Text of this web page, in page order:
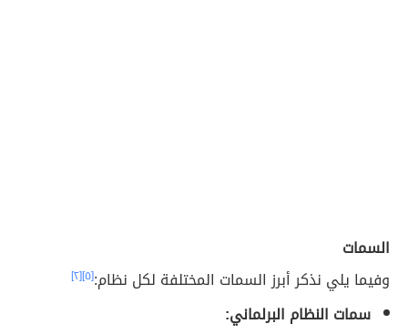
السمات
وفيما يلي نذكر أبرز السمات المختلفة لكل نظام:[٥] [٢]
سمات النظام البرلماني: